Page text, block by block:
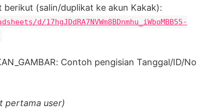
berikut (salin/duplikat ke akun Kakak):
d/17hgJDdRA7NVWm8BDnmhu_iWboMBB55-
Contoh pengisian Tanggal/ID/No
pertama user)